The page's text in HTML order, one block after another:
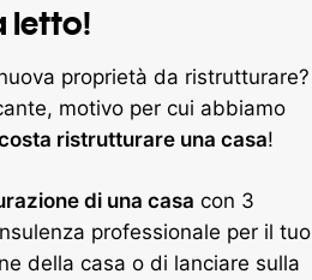
letto!
proprietà da ristrutturare?
motivo per cui abbiamo
ristrutturare una casa!
di una casa con 3
professionale per il tuo
della casa o di lanciare sulla